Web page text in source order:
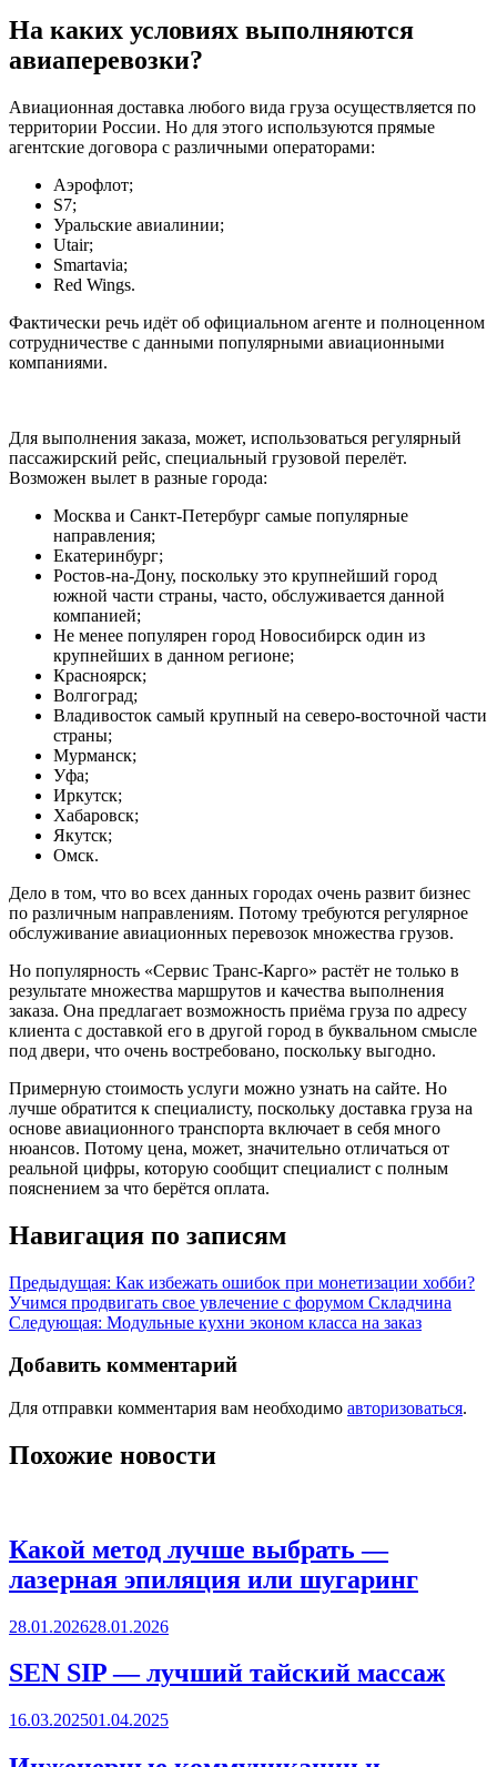
На каких условиях выполняются
авиаперевозки?
Авиационная доставка любого вида груза осуществляется по
территории России. Но для этого используются прямые
агентские договора с различными операторами:
Аэрофлот;
S7;
Уральские авиалинии;
Utair;
Smartavia;
Red Wings.
Фактически речь идёт об официальном агенте и полноценном
сотрудничестве с данными популярными авиационными
компаниями.
Для выполнения заказа, может, использоваться регулярный
пассажирский рейс, специальный грузовой перелёт.
Возможен вылет в разные города:
Москва и Санкт-Петербург самые популярные
направления;
Екатеринбург;
Ростов-на-Дону, поскольку это крупнейший город
южной части страны, часто, обслуживается данной
компанией;
Не менее популярен город Новосибирск один из
крупнейших в данном регионе;
Красноярск;
Волгоград;
Владивосток самый крупный на северо-восточной части
страны;
Мурманск;
Уфа;
Иркутск;
Хабаровск;
Якутск;
Омск.
Дело в том, что во всех данных городах очень развит бизнес
по различным направлениям. Потому требуются регулярное
обслуживание авиационных перевозок множества грузов.
Но популярность «Сервис Транс-Карго» растёт не только в
результате множества маршрутов и качества выполнения
заказа. Она предлагает возможность приёма груза по адресу
клиента с доставкой его в другой город в буквальном смысле
под двери, что очень востребовано, поскольку выгодно.
Примерную стоимость услуги можно узнать на сайте. Но
лучше обратится к специалисту, поскольку доставка груза на
основе авиационного транспорта включает в себя много
нюансов. Потому цена, может, значительно отличаться от
реальной цифры, которую сообщит специалист с полным
пояснением за что берётся оплата.
Навигация по записям
Предыдущая: Как избежать ошибок при монетизации хобби?
Учимся продвигать свое увлечение с форумом Складчина
Следующая: Модульные кухни эконом класса на заказ
Добавить комментарий
Для отправки комментария вам необходимо авторизоваться.
Похожие новости
Какой метод лучше выбрать —
лазерная эпиляция или шугаринг
28.01.202628.01.2026
SEN SIP — лучший тайский массаж
16.03.202501.04.2025